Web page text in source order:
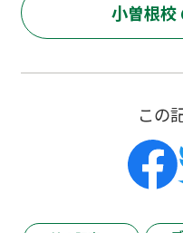
小曽根校
この